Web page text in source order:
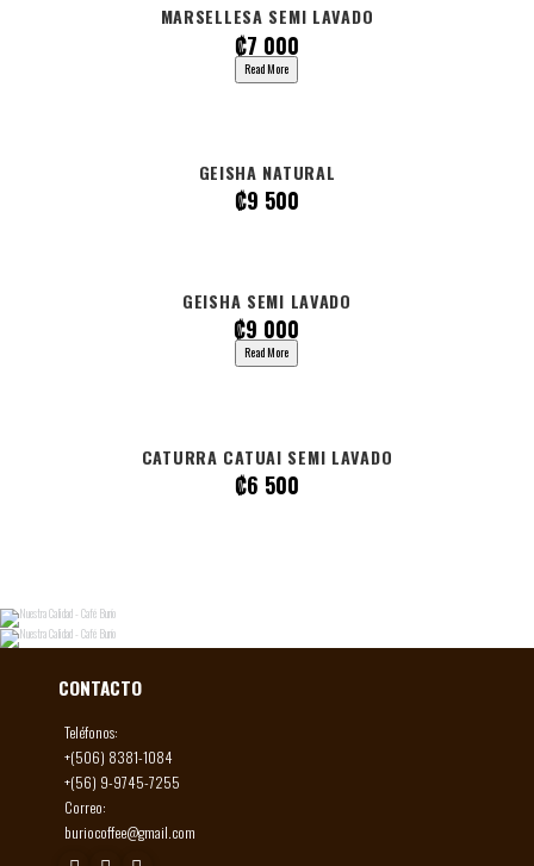
MARSELLESA SEMI LAVADO
₡7 000
Read More
GEISHA NATURAL
₡9 500
GEISHA SEMI LAVADO
₡9 000
Read More
CATURRA CATUAI SEMI LAVADO
₡6 500
CONTACTO
Teléfonos:
+(506) 8381-1084
+(56) 9-9745-7255
Correo:
buriocoffee@gmail.com